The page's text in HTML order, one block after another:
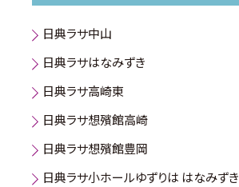
日典ラサ中山
日典ラサはなみずき
日典ラサ高崎東
日典ラサ想殯館高崎
日典ラサ想殯館豊岡
日典ラサ小ホールゆずりは はなみずき